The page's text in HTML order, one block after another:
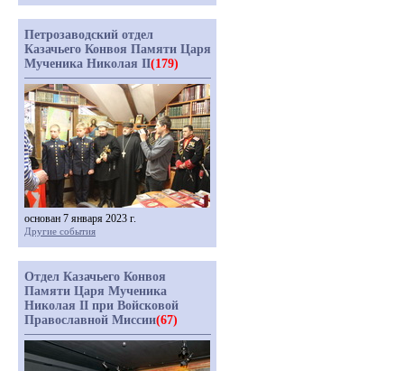
Петрозаводский отдел
Казачьего Конвоя Памяти Царя
Мученика Николая II(179)
основан 7 января 2023 г.
Другие события
Отдел Казачьего Конвоя
Памяти Царя Мученика
Николая II при Войсковой
Православной Миссии(67)